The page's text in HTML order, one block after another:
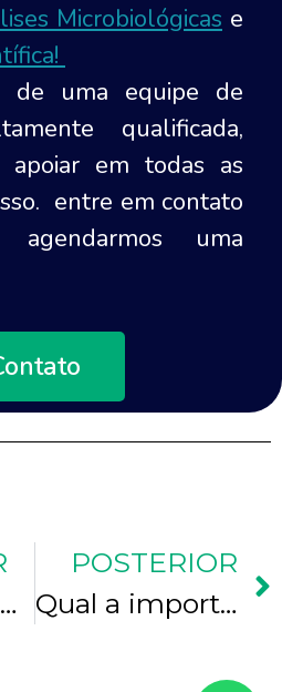
Microbiológicas e
de uma equipe de
qualificada,
em todas as
entre em contato
agendarmos uma
O Papel das Análises Microbiológicas na Indústria Farmacêutica
POSTERIOR
Qual a importância de realizar análises microbiológicas da água?